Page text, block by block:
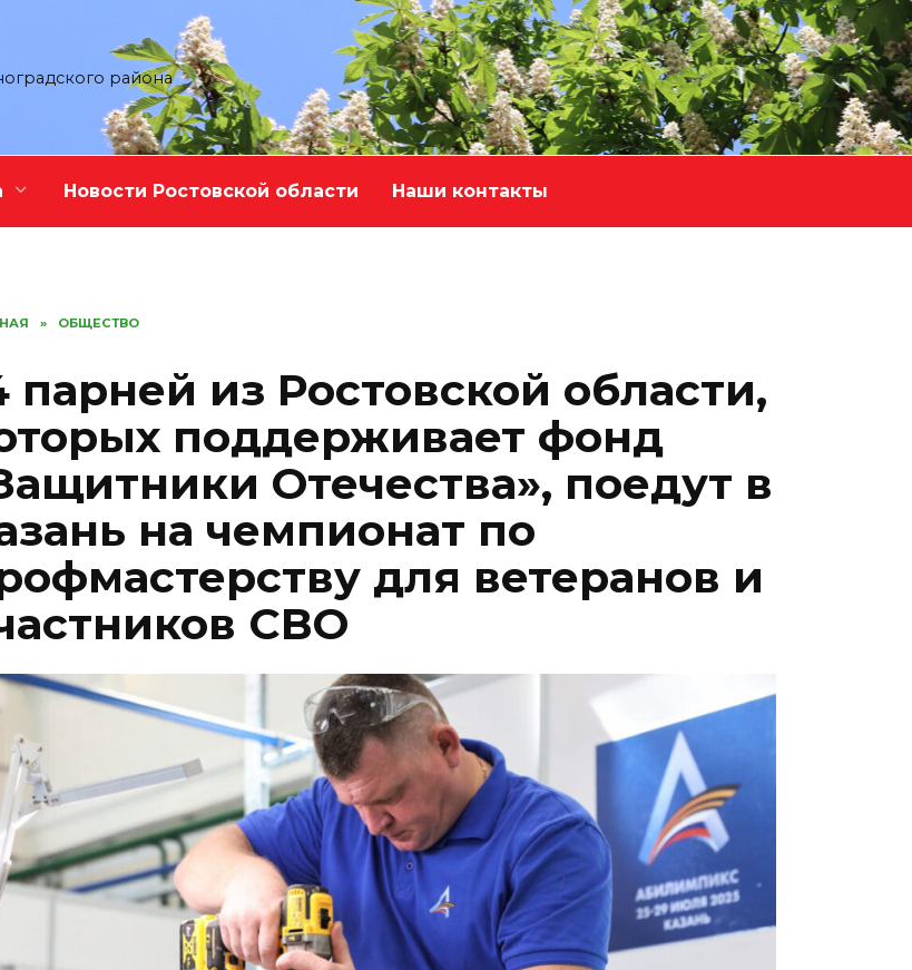
района
Новости Ростовской области Наши контакты
» ОБЩЕСТВО
парней из Ростовской области,
поддерживает фонд
Отечества», поедут в
на чемпионат по
для ветеранов и
СВО